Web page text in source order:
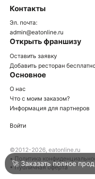
Войти
Написать в техподдержку
Контакты
Эл. почта:
admin@eatonline.ru
Открыть франшизу
Оставить заявку
Добавить ресторан
Основное
О нас
Что с моим заказом?
Информация для партнеров
Войти
©2012-2026, eatonline.ru
• Политика
• Публичная оферта
🚀 Заказать полное